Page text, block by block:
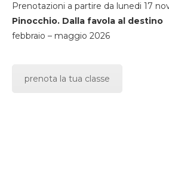
Prenotazioni a partire da lunedi 17
Pinocchio. Dalla favola al destino
febbraio – maggio 2026
prenota la tua classe